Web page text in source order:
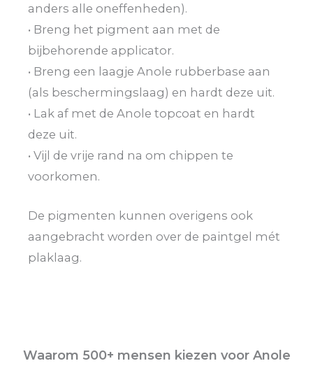
anders alle oneffenheden).
• Breng het pigment aan met de
bijbehorende applicator.
• Breng een laagje Anole rubberbase aan
(als beschermingslaag) en hardt deze uit.
• Lak af met de Anole topcoat en hardt
deze uit.
• Vijl de vrije rand na om chippen te
voorkomen.
De pigmenten kunnen overigens ook
aangebracht worden over de paintgel mét
plaklaag.
Waarom 500+ mensen kiezen voor Anole